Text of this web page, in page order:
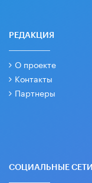
РЕДАКЦИЯ
О проекте
Контакты
Партнеры
СОЦИАЛЬНЫЕ СЕТИ